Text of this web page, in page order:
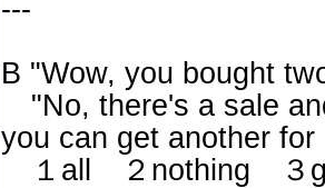
---
B "Wow, you bought
"No, there's a sale
you can get
１all ２nothing ３